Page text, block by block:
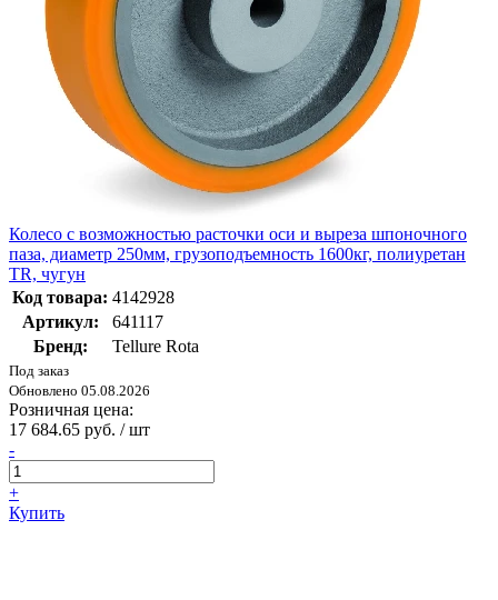
Колесо с возможностью расточки оси и выреза шпоночного
паза, диаметр 250мм, грузоподъемность 1600кг, полиуретан
TR, чугун
Код товара: 4142928
Артикул:
641117
Бренд:
Tellure Rota
Под заказ
Обновлено 05.08.2026
Розничная цена:
17 684.65 руб. / шт
-
+
Купить